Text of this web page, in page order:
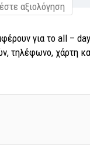
αξιολόγηση
για το all –
τηλέφωνο, χάρτη